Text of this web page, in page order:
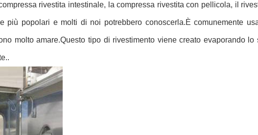
rivestita intestinale, la compressa rivestita con pellicola, il
più popolari e molti di noi potrebbero conoscerla.È comunemente
molto amare.Questo tipo di rivestimento viene creato evaporando